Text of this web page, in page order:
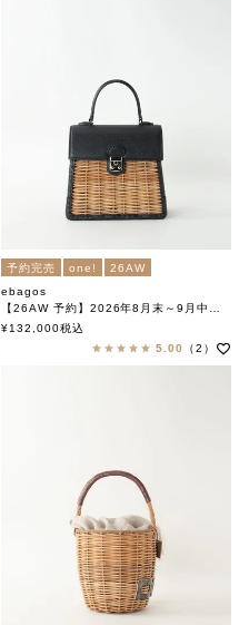
予約完売 one!
26AW
ebagos
【26AW 予約】2026年8月末～9月中旬頃入荷予定
フニュシュリンク ハンドバッグ M（かっちりバッグ) BLACK
¥132,000税込
5.00
（2）